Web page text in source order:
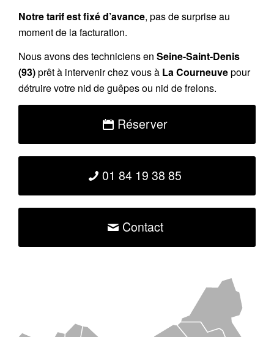
Notre tarif est fixé d’avance, pas de surprise au
moment de la facturation.
Nous avons des techniciens en Seine-Saint-Denis
(93)prêt à intervenir chez vous à La Courneuvepour
détruire votre nid de guêpes ou nid de frelons.
Réserver
01 84 19 38 85
Contact